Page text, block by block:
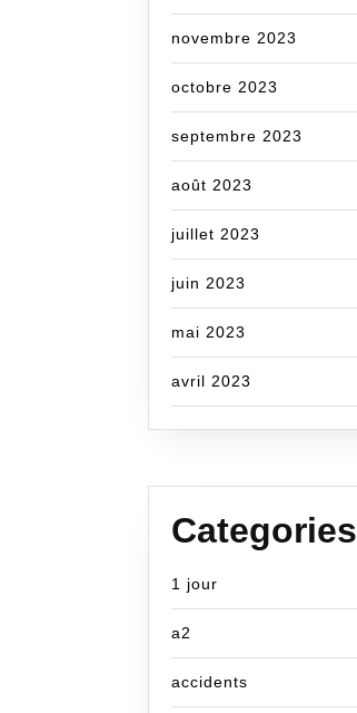
novembre 2023
octobre 2023
septembre 2023
août 2023
juillet 2023
juin 2023
mai 2023
avril 2023
Categories
1 jour
a2
accidents